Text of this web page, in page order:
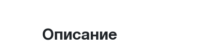
Описание